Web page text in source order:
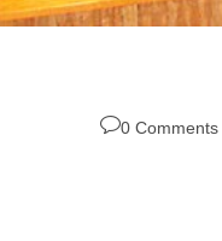
0 Comments